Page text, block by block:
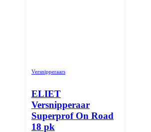
Versnipperaars
ELIET
Versnipperaar
Superprof On Road
18 pk